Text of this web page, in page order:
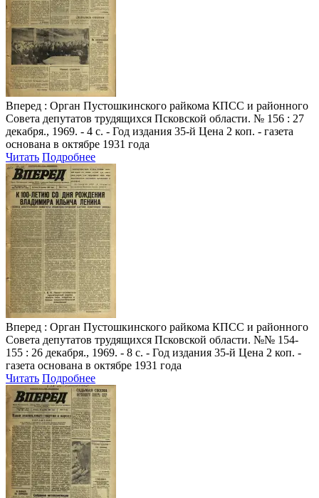
Вперед : Орган Пустошкинского райкома КПСС и районного
Совета депутатов трудящихся Псковской области. № 156 : 27
декабря., 1969. - 4 с. - Год издания 35-й Цена 2 коп. - газета
основана в октябре 1931 года
Читать Подробнее
Вперед : Орган Пустошкинского райкома КПСС и районного
Совета депутатов трудящихся Псковской области. №№ 154-
155 : 26 декабря., 1969. - 8 с. - Год издания 35-й Цена 2 коп. -
газета основана в октябре 1931 года
Читать Подробнее